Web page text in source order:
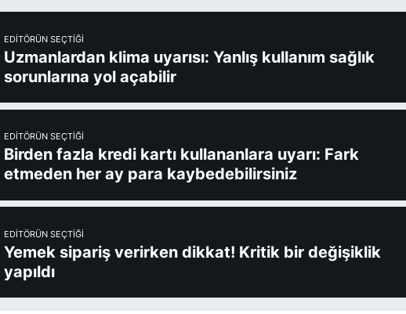
EDITÖRÜN SEÇTIĞI
Uzmanlardan klima uyarısı: Yanlış kullanım sağlık
sorunlarına yol açabilir
EDITÖRÜN SEÇTIĞI
Birden fazla kredi kartı kullananlara uyarı: Fark
etmeden her ay para kaybedebilirsiniz
EDITÖRÜN SEÇTIĞI
Yemek sipariş verirken dikkat! Kritik bir değişiklik
yapıldı